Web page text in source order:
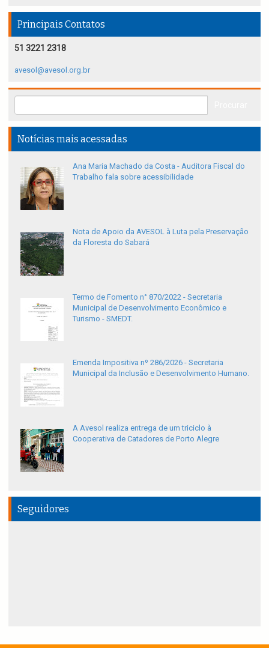
Principais Contatos
51 3221 2318
avesol@avesol.org.br
Notícias mais acessadas
Ana Maria Machado da Costa - Auditora Fiscal do
Trabalho fala sobre acessibilidade
Nota de Apoio da AVESOL à Luta pela Preservação
da Floresta do Sabará
Termo de Fomento n° 870/2022 - Secretaria
Municipal de Desenvolvimento Econômico e
Turismo - SMEDT.
Emenda Impositiva nº 286/2026 - Secretaria
Municipal da Inclusão e Desenvolvimento Humano.
A Avesol realiza entrega de um triciclo à
Cooperativa de Catadores de Porto Alegre
Seguidores